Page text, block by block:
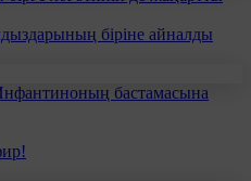
біріне айналды
бастамасына